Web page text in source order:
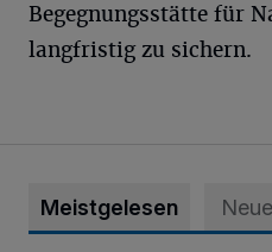
Begegnungsstätte für
langfristig zu sichern.
Meistgelesen